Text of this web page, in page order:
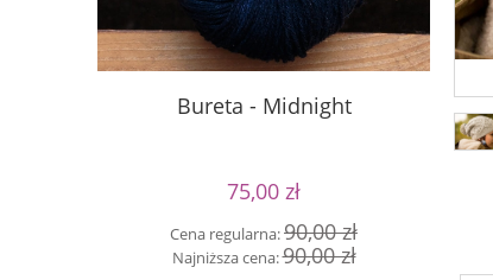
Bureta - Midnight
75,00 zł
Cena regularna:90,00 zł
Najniższa cena:90,00 zł